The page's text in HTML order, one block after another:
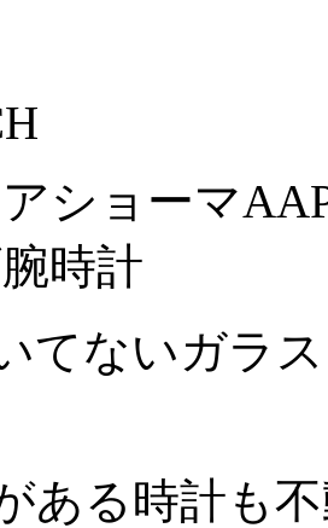
ショーマ
時計
てないガラ
ある時計も